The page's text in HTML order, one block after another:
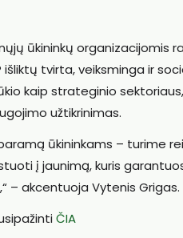
ūkininkų organizacijomis
išliktų tvirta, veiksminga ir
kaip strateginio
užtikrinimas.
ūkininkams – turime
į jaunimą, kuris
– akcentuoja Vytenis Grigas.
ČIA